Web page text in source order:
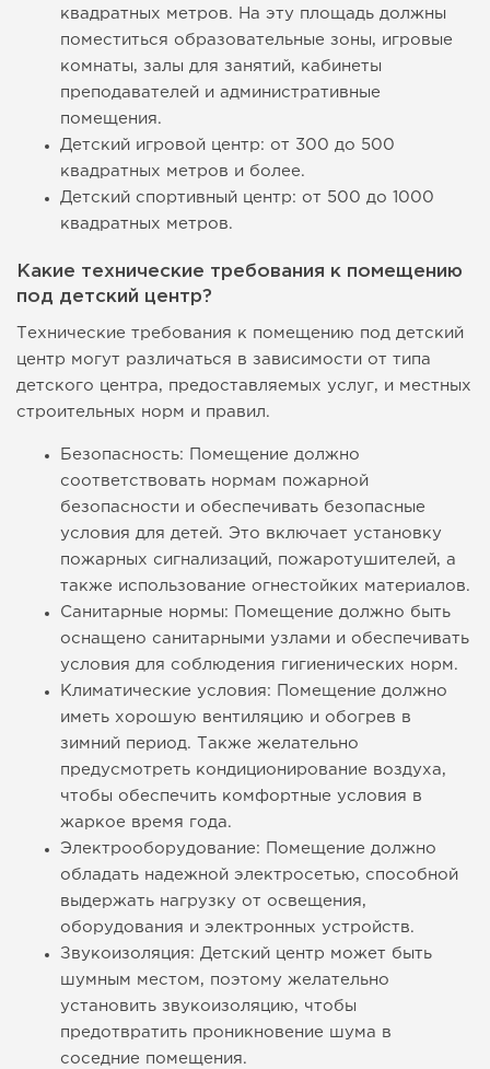
квадратных метров. На эту площадь должны
поместиться образовательные зоны, игровые
комнаты, залы для занятий, кабинеты
преподавателей и административные
помещения.
Детский игровой центр: от 300 до 500
квадратных метров и более.
Детский спортивный центр: от 500 до 1000
квадратных метров.
Какие технические требования к помещению
под детский центр?
Технические требования к помещению под детский
центр могут различаться в зависимости от типа
детского центра, предоставляемых услуг, и местных
строительных норм и правил.
Безопасность: Помещение должно
соответствовать нормам пожарной
безопасности и обеспечивать безопасные
условия для детей. Это включает установку
пожарных сигнализаций, пожаротушителей, а
также использование огнестойких материалов.
Санитарные нормы: Помещение должно быть
оснащено санитарными узлами и обеспечивать
условия для соблюдения гигиенических норм.
Климатические условия: Помещение должно
иметь хорошую вентиляцию и обогрев в
зимний период. Также желательно
предусмотреть кондиционирование воздуха,
чтобы обеспечить комфортные условия в
жаркое время года.
Электрооборудование: Помещение должно
обладать надежной электросетью, способной
выдержать нагрузку от освещения,
оборудования и электронных устройств.
Звукоизоляция: Детский центр может быть
шумным местом, поэтому желательно
установить звукоизоляцию, чтобы
предотвратить проникновение шума в
соседние помещения.